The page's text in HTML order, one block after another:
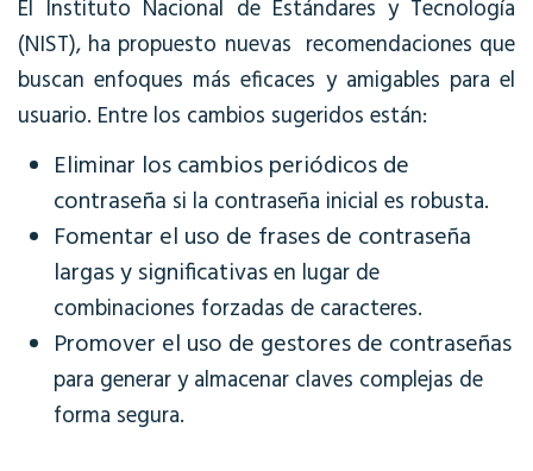
El Instituto Nacional de Estándares y Tecnología
(NIST), ha propuesto nuevas recomendaciones que
buscan enfoques más eficaces y amigables para el
usuario. Entre los cambios sugeridos están:
Eliminar los cambios periódicos de
contraseña si la contraseña inicial es robusta.
Fomentar el uso de frases de contraseña
largas y significativasen lugar de
combinaciones forzadas de caracteres.
Promover el uso de gestores de contraseñas
para generar y almacenar claves complejas de
forma segura.